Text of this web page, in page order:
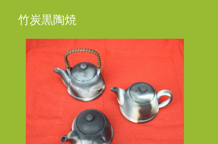
竹炭黒陶焼